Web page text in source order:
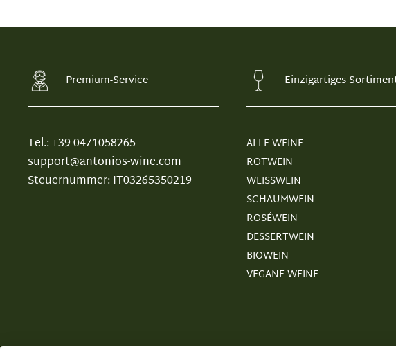
Premium-Service Einzigartiges
Tel.: +39 0471058265
support@antonios-wine.com
Steuernummer: IT03265350219
ALLE WEINE
ROTWEIN
WEISSWEIN
SCHAUMWEIN
ROSÉWEIN
DESSERTWEIN
BIOWEIN
VEGANE WEINE